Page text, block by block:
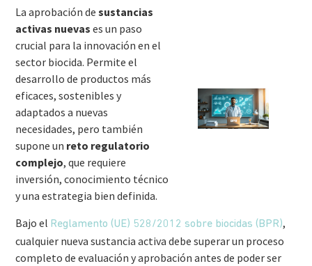
La aprobación desustancias
activas nuevas es un paso
crucial para la innovación en el
sector biocida. Permite el
desarrollo de productos más
eficaces, sostenibles y
adaptados a nuevas
necesidades, pero también
supone un reto regulatorio
complejo, que requiere
inversión, conocimiento técnico
y una estrategia bien definida.
Bajo el Reglamento (UE) 528/2012 sobre biocidas (BPR),
cualquier nueva sustancia activa debe superar un proceso
completo de evaluación y aprobación antes de poder ser